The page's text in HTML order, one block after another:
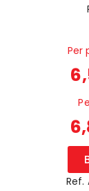
Per
Ref.